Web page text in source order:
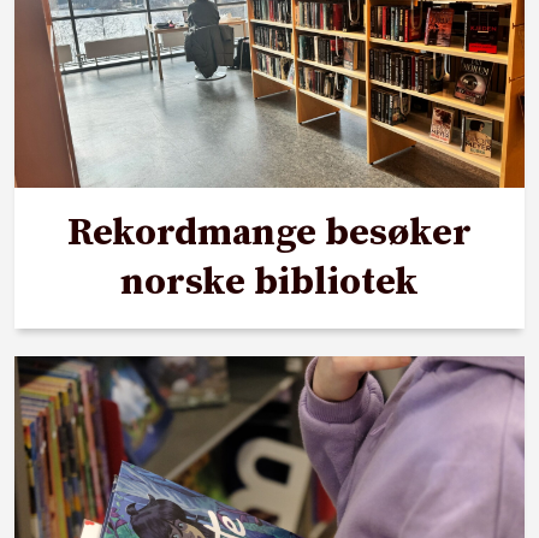
Rekordmange besøker
norske bibliotek